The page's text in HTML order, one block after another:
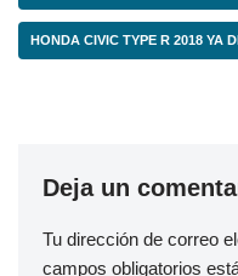
HONDA CIVIC TYPE R 2018 YA
Deja un
Tu dirección de correo
campos obligatorios